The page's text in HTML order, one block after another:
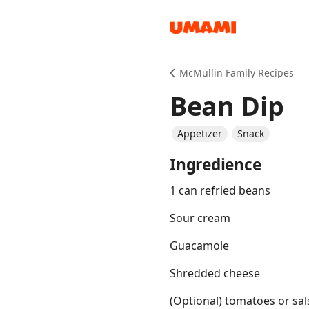
McMullin Family Recipes
Bean Dip
Appetizer Snack
Ingredience
1 can refried beans
Sour cream
Guacamole
Shredded cheese
(Optional) tomatoes or